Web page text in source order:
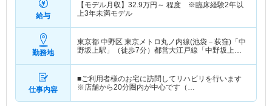
給与
【モデル月収】 32.9万円～ 程度 ※臨床経験2年以
上3年未満モデル
勤務地
東京都 中野区 東京メトロ丸ノ内線(池袋－荻窪)「中
野坂上駅」（徒歩7分）都営大江戸線「中野坂上
仕事内容
■ご利用者様のお宅に訪問してリハビリを行います
※店舗から20分圏内が中心です（…